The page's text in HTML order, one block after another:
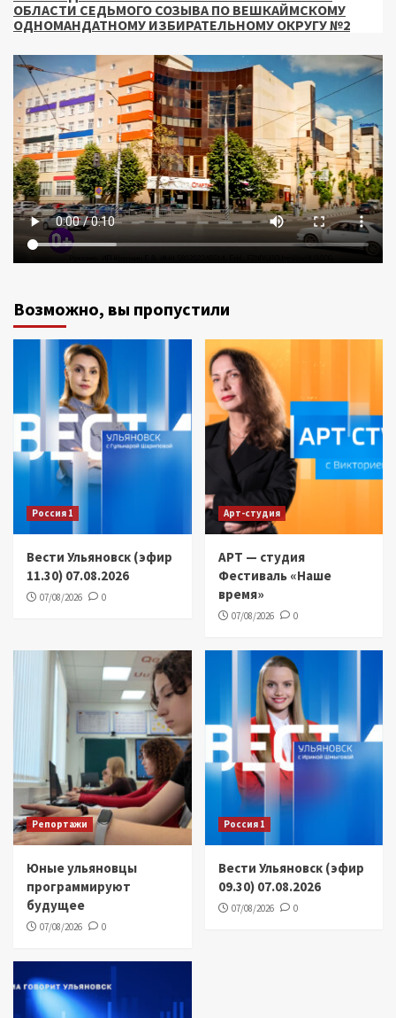
ОБЛАСТИ СЕДЬМОГО СОЗЫВА ПО ВЕШКАЙМСКОМУ
ОДНОМАНДАТНОМУ ИЗБИРАТЕЛЬНОМУ ОКРУГУ №2
Возможно, вы пропустили
Россия 1
Вести Ульяновск (эфир
11.30) 07.08.2026
07/08/2026 0
Арт-студия
АРТ — студия
Фестиваль «Наше
время»
07/08/2026 0
Репортажи
Юные ульяновцы
программируют
будущее
07/08/2026 0
Россия 1
Вести Ульяновск (эфир
09.30) 07.08.2026
07/08/2026 0